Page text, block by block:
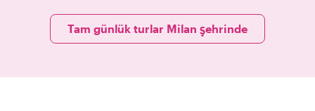
Tam günlük turlar Milan şehrinde